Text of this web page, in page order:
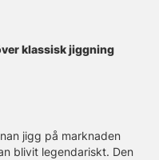
klassisk jiggning
jigg på marknaden
blivit legendariskt. Den